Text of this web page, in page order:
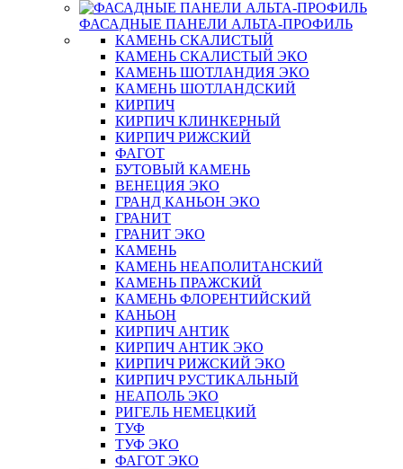
ФАСАДНЫЕ ПАНЕЛИ АЛЬТА-ПРОФИЛЬ
КАМЕНЬ СКАЛИСТЫЙ
КАМЕНЬ СКАЛИСТЫЙ ЭКО
КАМЕНЬ ШОТЛАНДИЯ ЭКО
КАМЕНЬ ШОТЛАНДСКИЙ
КИРПИЧ
КИРПИЧ КЛИНКЕРНЫЙ
КИРПИЧ РИЖСКИЙ
ФАГОТ
БУТОВЫЙ КАМЕНЬ
ВЕНЕЦИЯ ЭКО
ГРАНД КАНЬОН ЭКО
ГРАНИТ
ГРАНИТ ЭКО
КАМЕНЬ
КАМЕНЬ НЕАПОЛИТАНСКИЙ
КАМЕНЬ ПРАЖСКИЙ
КАМЕНЬ ФЛОРЕНТИЙСКИЙ
КАНЬОН
КИРПИЧ АНТИК
КИРПИЧ АНТИК ЭКО
КИРПИЧ РИЖСКИЙ ЭКО
КИРПИЧ РУСТИКАЛЬНЫЙ
НЕАПОЛЬ ЭКО
РИГЕЛЬ НЕМЕЦКИЙ
ТУФ
ТУФ ЭКО
ФАГОТ ЭКО